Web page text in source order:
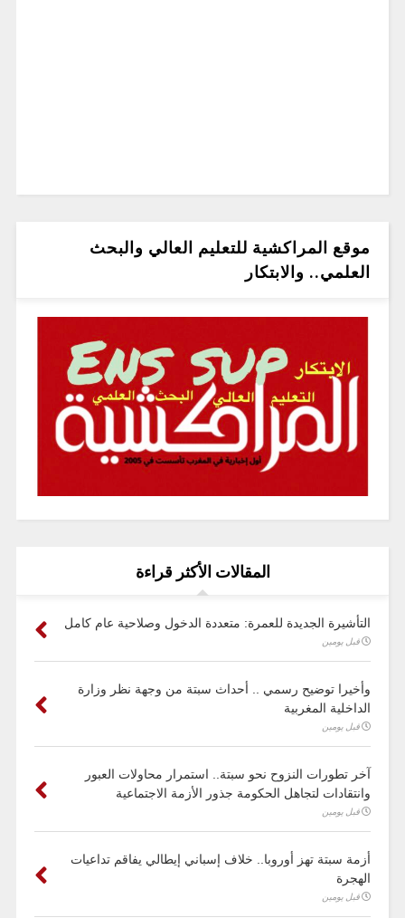
موقع المراكشية للتعليم العالي والبحث
العلمي.. والابتكار
المقالات الأكثر قراءة
التأشيرة الجديدة للعمرة: متعددة الدخول وصلاحية عام كامل
قبل يومين
وأخيرا توضيح رسمي .. أحداث سبتة من وجهة نظر وزارة
الداخلية المغربية
قبل يومين
آخر تطورات النزوح نحو سبتة.. استمرار محاولات العبور
وانتقادات لتجاهل الحكومة جذور الأزمة الاجتماعية
قبل يومين
أزمة سبتة تهز أوروبا.. خلاف إسباني إيطالي يفاقم تداعيات
الهجرة
قبل يومين